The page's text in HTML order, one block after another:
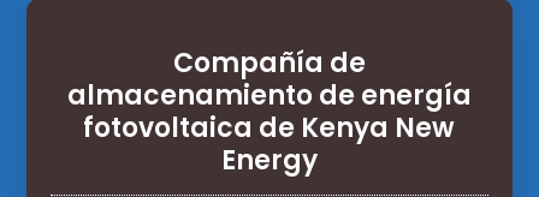
Compañía de
almacenamiento de energía
fotovoltaica de Kenya New
Energy